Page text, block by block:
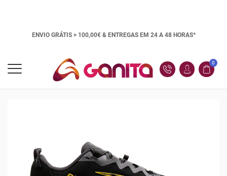
ENVIO GRÁTIS > 100,00€ & ENTREGAS EM 24 A 48 HORAS*
0